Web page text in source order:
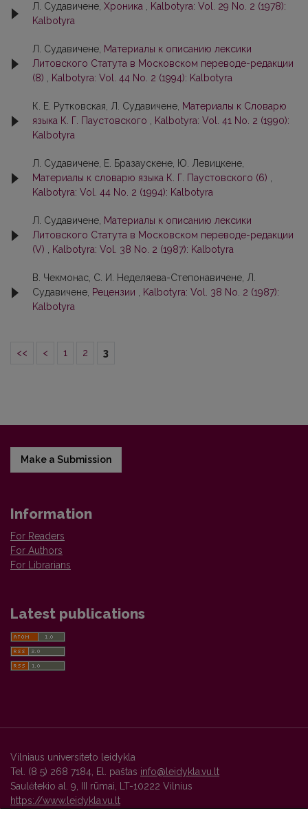
Л. Судавичене, Хроника
Kalbotyra: Vol. 29 No. 2 (1978):
Kalbotyra
Л. Судавичене, Материалы к описанию лексики
Литовского Статута в Московском переводе-редакции
(8)
Kalbotyra: Vol. 44 No. 2 (1994): Kalbotyra
К. Е. Рутковская, Л. Судавичене, Материалы к Словарю
языка К. Г. Паустовского
Kalbotyra: Vol. 41 No. 2 (1990):
Kalbotyra
Л. Судавичене, Е. Бразаускене, Ю. Левицкене,
Материалы к слoварю языка К. Г. Паустовскогo (6)
Kalbotyra: Vol. 44 No. 2 (1994): Kalbotyra
Л. Судавичене, Материалы к описанию лексики
Литовского Статута в Московском переводe-рeдaкции
(V)
Kalbotyra: Vol. 38 No. 2 (1987): Kalbotyra
В. Чекмонaс, С. И. Неделяева-Степoнaвичене, Л.
Судавичене, Рецензии
Kalbotyra: Vol. 38 No. 2 (1987):
Kalbotyra
<< < 1 2 3
Make a Submission
Information
For Readers
For Authors
For Librarians
Latest publications
Vilniaus universiteto leidykla
Tel. (8 5) 268 7184, El. paštas info@leidykla.vu.lt
Saulėtekio al. 9, III rūmai, LT-10222 Vilnius
https://www.leidykla.vu.lt